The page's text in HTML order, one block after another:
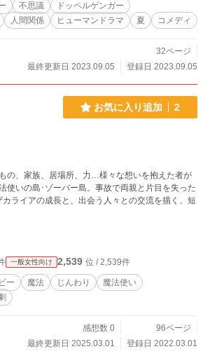
不思議
ドッペルゲンガー
人間関係 ヒューマンドラマ 夏 コメディ
32ページ
最終更新日 2023.09.05
登録日 2023.09.05
お気に入り追加 2
の、家族、居場所、力…様々な想いを抱えた者が
使いの島･ゾーバー島。事故で両親と片目を失った
カライアの成長と、出会う人々との交流を描く、短
一般女性向け 2,539 位 / 2,539件
ー 魔法 じんわり
魔法使い
感想数 0
96ページ
最終更新日 2025.03.01
登録日 2022.03.01